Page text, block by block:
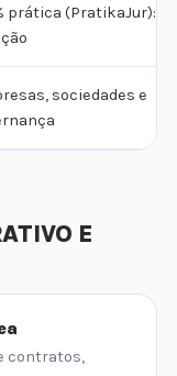
prática (PratikaJur):
sociedades e
E
contratos,